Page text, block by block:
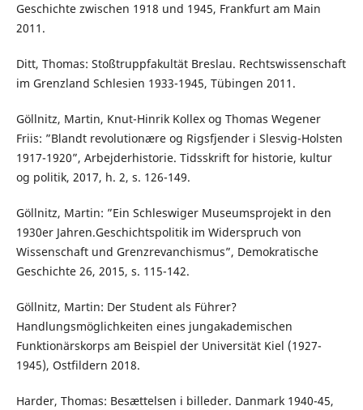
Geschichte zwischen 1918 und 1945, Frankfurt am Main
2011.
Ditt, Thomas: Stoßtruppfakultät Breslau. Rechtswissenschaft
im Grenzland Schlesien 1933-1945, Tübingen 2011.
Göllnitz, Martin, Knut-Hinrik Kollex og Thomas Wegener
Friis: ”Blandt revolutionære og Rigsfjender i Slesvig-Holsten
1917-1920”, Arbejderhistorie. Tidsskrift for historie, kultur
og politik, 2017, h. 2, s. 126-149.
Göllnitz, Martin: ”Ein Schleswiger Museumsprojekt in den
1930er Jahren.Geschichtspolitik im Widerspruch von
Wissenschaft und Grenzrevanchismus”, Demokratische
Geschichte 26, 2015, s. 115-142.
Göllnitz, Martin: Der Student als Führer?
Handlungsmöglichkeiten eines jungakademischen
Funktionärskorps am Beispiel der Universität Kiel (1927-
1945), Ostfildern 2018.
Harder, Thomas: Besættelsen i billeder. Danmark 1940-45,